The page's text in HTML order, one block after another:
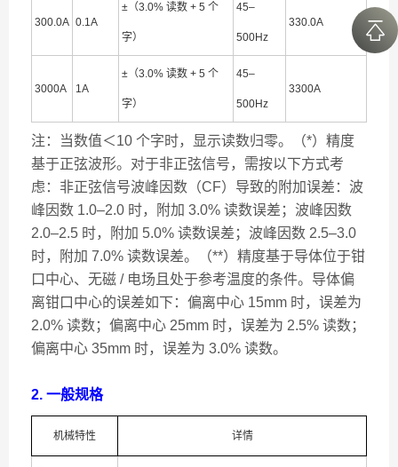
300.0A 0.1A
±（3.0% 读数 + 5 个
字）
45–
500Hz
330.0A
3000A 1A
±（3.0% 读数 + 5 个
字）
45–
500Hz
3300A
注：当数值＜10 个字时，显示读数归零。（*）精度
基于正弦波形。对于非正弦信号，需按以下方式考
虑：非正弦信号波峰因数（CF）导致的附加误差：波
峰因数 1.0–2.0 时，附加 3.0% 读数误差；波峰因数
2.0–2.5 时，附加 5.0% 读数误差；波峰因数 2.5–3.0
时，附加 7.0% 读数误差。（**）精度基于导体位于钳
口中心、无磁 / 电场且处于参考温度的条件。导体偏
离钳口中心的误差如下：偏离中心 15mm 时，误差为
2.0% 读数；偏离中心 25mm 时，误差为 2.5% 读数；
偏离中心 35mm 时，误差为 3.0% 读数。
2. 一般规格
机械特性 详情